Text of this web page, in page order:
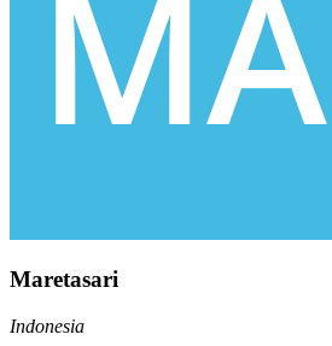
Maretasari
Indonesia